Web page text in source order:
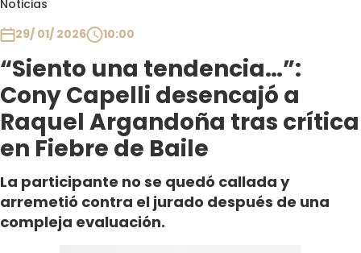
Noticias
29/ 01/ 2026
10:00
“Siento una tendencia…”:
Cony Capelli desencajó a
Raquel Argandoña tras crítica
en Fiebre de Baile
La participante no se quedó callada y
arremetió contra el jurado después de una
compleja evaluación.
Club De La Comedia
Contigo en Directo
Plan Perfecto
El Tiempo
Sabingo
Todos Los Programas